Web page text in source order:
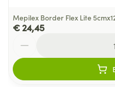
Mepilex Border Flex Lite
€ 24,45